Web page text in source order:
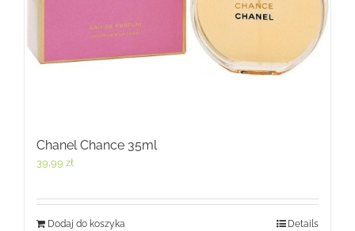
Chanel Chance 35ml
39,99 zł
Dodaj do koszyka Details